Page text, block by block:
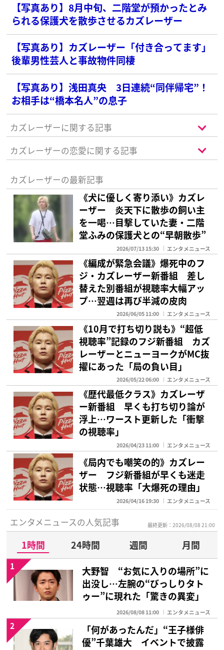
【写真あり】8月中旬、二階堂が預かったとみ
られる保護犬を散歩させるカズレーザー
【写真あり】カズレーザー「付き合ってます」
後輩男性芸人と事故物件同棲
【写真あり】浅田真央 3日連続“同伴帰宅”！
お相手は“橋本名人”の息子
カズレーザーに関する記事
カズレーザーの恋愛に関する記事
カズレーザーの最新記事
《犬に優しく寄り添い》カズレ
ーザー 炎天下に散歩の飼い主
を一喝…目撃していた妻・二階
堂ふみの保護犬との“早朝散歩”
2026/07/13 15:30 エンタメニュース
《編成が緊急会議》爆死中のフ
ジ・カズレーザー新番組 差し
替えた別番組が視聴率大幅アッ
プ…翌週は再び半減の皮肉
2026/06/05 11:00 エンタメニュース
《10月で打ち切り説も》“超低
視聴率”記録のフジ新番組 カズ
レーザーとニューヨークがMC抜
擢にあった「局の負い目」
2026/05/22 06:00 エンタメニュース
《歴代最低クラス》カズレーザ
ー新番組 早くも打ち切り論が
浮上…ワースト更新した「衝撃
の視聴率」
2026/04/23 11:00 エンタメニュース
《局内でも嘲笑の的》カズレー
ザー フジ新番組が早くも迷走
状態…視聴率「大爆死の理由」
2026/04/16 19:30 エンタメニュース
エンタメニュースの人気記事 最終更新：2026/08/08 21:00
1時間 24時間 週間
月間
大野智 “お気に入りの場所”に
出没し…左腕の“びっしりタト
ゥー”に現れた「驚きの異変」
2026/08/08 11:00 エンタメニュース
1
「何があったんだ」“王子様俳
優”千葉雄大 イベントで披露
2